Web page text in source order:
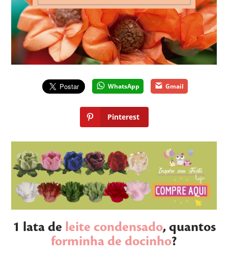
WhatsApp Gmail
Pinterest
1 lata de leite condensado, quantos
forminha de docinho?